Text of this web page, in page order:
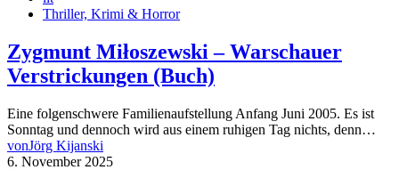
Thriller, Krimi & Horror
Zygmunt Miłoszewski – Warschauer
Verstrickungen (Buch)
Eine folgenschwere Familienaufstellung Anfang Juni 2005. Es ist
Sonntag und dennoch wird aus einem ruhigen Tag nichts, denn…
vonJörg Kijanski
6. November 2025